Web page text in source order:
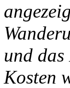
und
Kosten